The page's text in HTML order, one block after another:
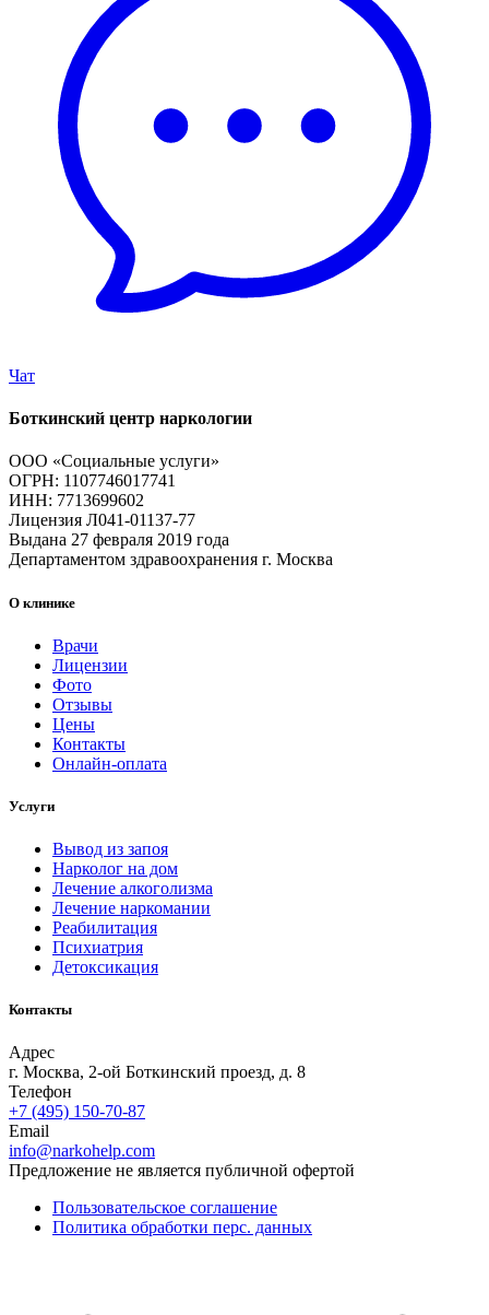
Чат
Боткинский центр наркологии
ООО «Социальные услуги»
ОГРН: 1107746017741
ИНН: 7713699602
Лицензия Л041-01137-77
Выдана 27 февраля 2019 года
Департаментом здравоохранения г. Москва
О клинике
Врачи
Лицензии
Фото
Отзывы
Цены
Контакты
Онлайн-оплата
Услуги
Вывод из запоя
Нарколог на дом
Лечение алкоголизма
Лечение наркомании
Реабилитация
Психиатрия
Детоксикация
Контакты
Адрес
г. Москва, 2-ой Боткинский проезд, д. 8
Телефон
+7 (495) 150-70-87
Email
info@narkohelp.com
Предложение не является публичной офертой
Пользовательское соглашение
Политика обработки перс. данных